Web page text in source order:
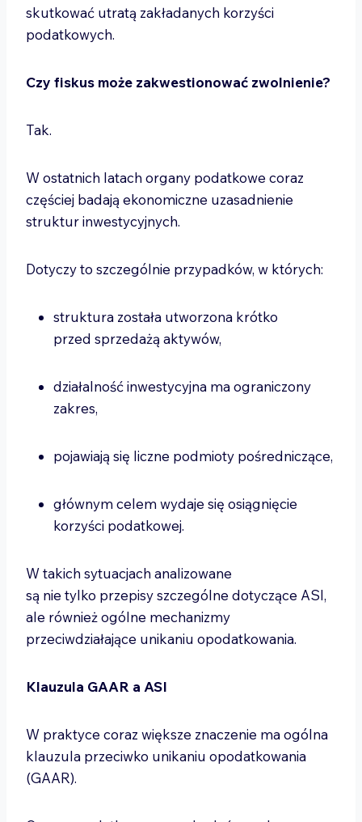
skutkować utratą zakładanych korzyści
podatkowych.
Czy fiskus może zakwestionować zwolnienie?
Tak.
W ostatnich latach organy podatkowe coraz
częściej badają ekonomiczne uzasadnienie
struktur inwestycyjnych.
Dotyczy to szczególnie przypadków, w których:
struktura została utworzona krótko
przed sprzedażą aktywów,
działalność inwestycyjna ma ograniczony
zakres,
pojawiają się liczne podmioty pośredniczące,
głównym celem wydaje się osiągnięcie
korzyści podatkowej.
W takich sytuacjach analizowane
są nie tylko przepisy szczególne dotyczące ASI,
ale również ogólne mechanizmy
przeciwdziałające unikaniu opodatkowania.
Klauzula GAAR a ASI
W praktyce coraz większe znaczenie ma ogólna
klauzula przeciwko unikaniu opodatkowania
(GAAR).